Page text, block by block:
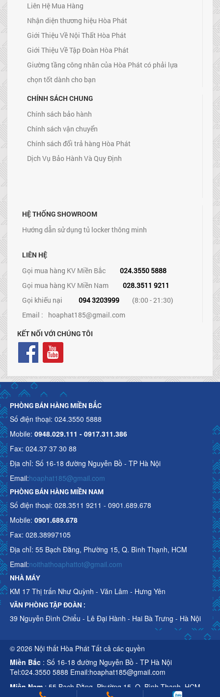
Liên Hệ Mua Hàng
Nhận diện thương hiệu Hòa Phát
Giới Thiệu Về Nội Thất Hòa Phát
Giới Thiệu Về Tập Đoàn Hòa Phát
Giường tầng công nhân của Hòa Phát có phải lựa
chọn tốt dành cho bạn
CHÍNH SÁCH CHUNG
Chính sách bảo hành
Chính sách vận chuyển
Chính sách đổi trả hàng Hòa Phát
Dịch Vụ Bảo Hành Và Quy Định
HỆ THỐNG SHOWROOM
Hướng dẫn sử dụng tủ locker thông minh
LIÊN HỆ
Gọi mua hàng KV Miền Bắc
024.3550 5888
Gọi mua hàng KV Miền Nam
028.3511 9211
Gọi khiếu nại
094 3203999
(8:00 - 21:30)
Email : hoaphat185@gmail.com
KẾT NỐI VỚI CHÚNG TÔI
PHÒNG BÁN HÀNG MIỀN BẮC
Số điện thoại: 024.3550 5888
Mobile: 0948.029.111 - 0917.311.386
Fax: 024.37 37 30 88
Địa chỉ: Số 16-18 đường Nguyễn Bồ - TP Hà Nội
Email:hoaphat185@gmail.com
PHÒNG BÁN HÀNG MIỀN NAM
Số điện thoại: 028.3511 9211 - 0901.689.678
Mobile: 0901.689.678
Fax: 028.38997105
Địa chỉ: 55 Bạch Đằng, Phường 15, Q. Bình Thạnh, HCM
Email:noithathoaphattot@gmail.com
NHÀ MÁY
KM 17 Thị trấn Như Quỳnh - Văn Lâm - Hưng Yên
VĂN PHÒNG TẬP ĐOÀN :
39 Nguyễn Đình Chiểu - Lê Đại Hành - Hai Bà Trưng - Hà Nội
© 2026 Nội thất Hòa Phát Tất cả các quyền
Miền Bắc : Số 16-18 đường Nguyễn Bồ - TP Hà Nội
Tel:024.3550 5888 Email:hoaphat185@gmail.com
Miền Nam : 55 Bạch Đằng, Phường 15, Q. Bình Thạnh, HCM